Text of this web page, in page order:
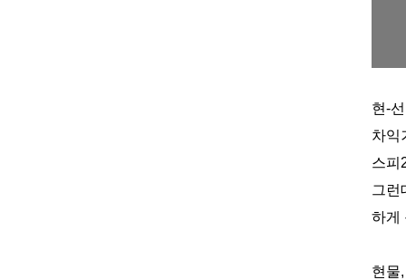
현-
차익
스피
그런
하게
현물